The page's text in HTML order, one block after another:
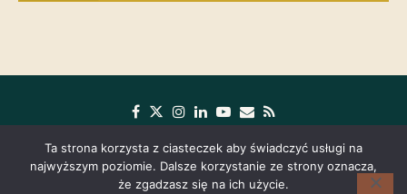
Ta strona korzysta z ciasteczek aby świadczyć usługi na
najwyższym poziomie. Dalsze korzystanie ze strony oznacza,
że zgadzasz się na ich użycie.